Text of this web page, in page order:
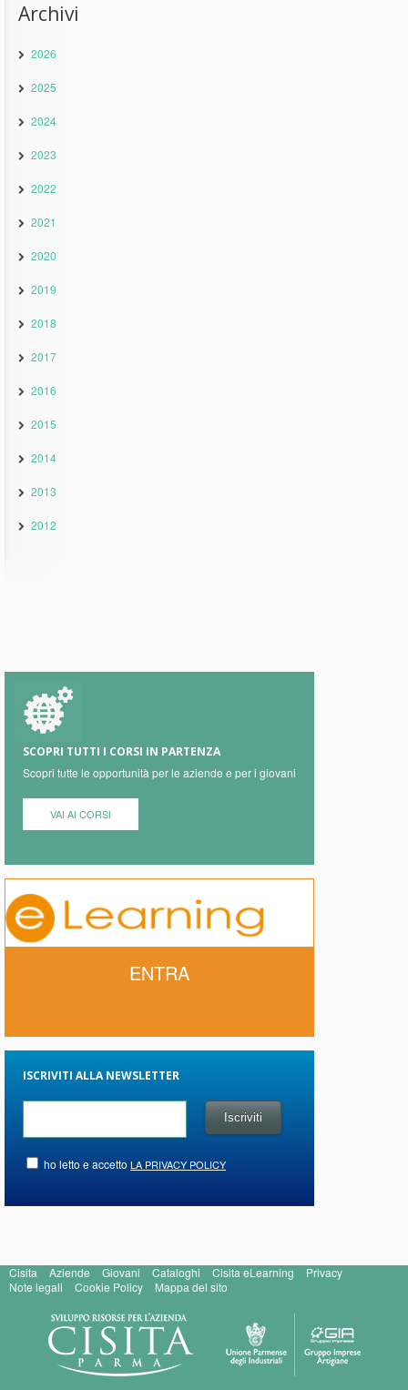
Archivi
2026
2025
2024
2023
2022
2021
2020
2019
2018
2017
2016
2015
2014
2013
2012
SCOPRI TUTTI I CORSI IN PARTENZA
Scopri tutte le opportunità per le aziende e per i giovani
VAI AI CORSI
ENTRA
ISCRIVITI ALLA NEWSLETTER
ho letto e accetto LA PRIVACY POLICY
Cisita Aziende Giovani Cataloghi Cisita eLearning
Privacy
Note legali
Cookie Policy Mappa del sito